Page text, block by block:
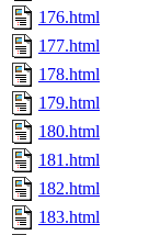
176.html
177.html
178.html
179.html
180.html
181.html
182.html
183.html